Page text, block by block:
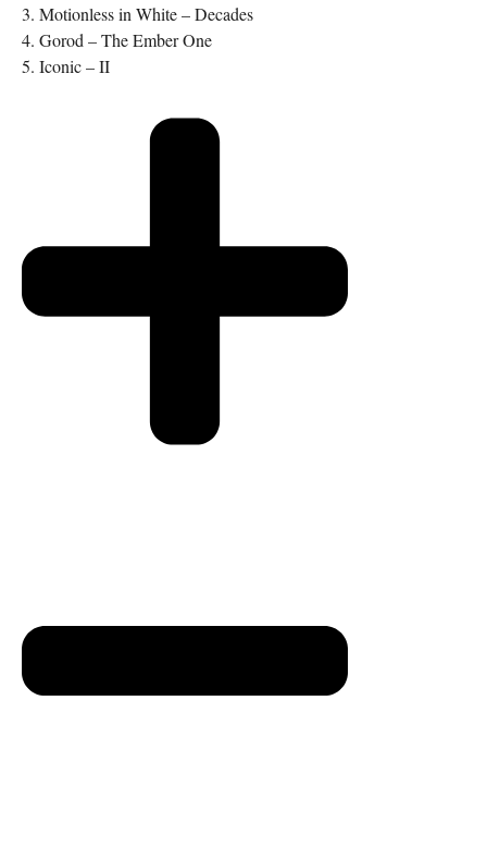
3. Motionless in White – Decades
4. Gorod – The Ember One
5. Iconic – II